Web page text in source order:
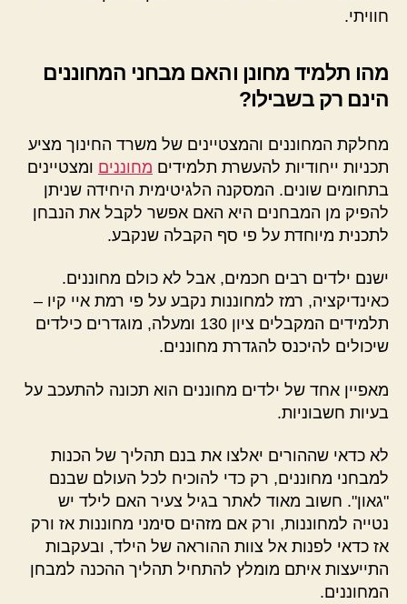
חוויתי.
מהו תלמיד מחונן והאם מבחני המחוננים
הינם רק בשבילו?
מחלקת המחוננים והמצטיינים של משרד החינוך מציע
תכניות ייחודיות להעשרת תלמידים מחוננים ומצטיינים
בתחומים שונים. המסקנה הלגיטימית היחידה שניתן
להפיק מן המבחנים היא האם אפשר לקבל את הנבחן
לתכנית מיוחדת על פי סף הקבלה שנקבע.
ישנם ילדים רבים חכמים, אבל לא כולם מחוננים.
כאינדיקציה, רמז למחוננות נקבע על פי רמת איי קיו –
תלמידים המקבלים ציון 130 ומעלה, מוגדרים כילדים
שיכולים להיכנס להגדרת מחוננים.
מאפיין אחד של ילדים מחוננים הוא תכונה להתעכב על
בעיות חשבוניות.
לא כדאי שההורים יאלצו את בנם תהליך של הכנות
למבחני מחוננים, רק כדי להוכיח לכל העולם שבנם
"גאון". חשוב מאוד לאתר בגיל צעיר האם לילד יש
נטייה למחוננות, ורק אם מזהים סימני מחוננות אז ורק
אז כדאי לפנות אל צוות ההוראה של הילד, ובעקבות
התייעצות איתם מומלץ להתחיל תהליך ההכנה למבחן
המחוננים.